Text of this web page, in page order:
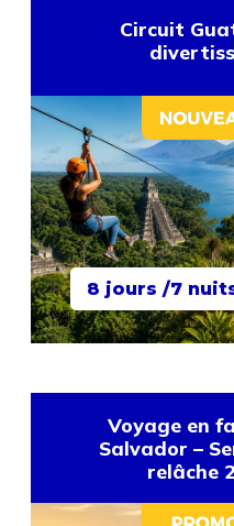
Circuit
8 jours /7
Voyage en
Salvador –
relâche